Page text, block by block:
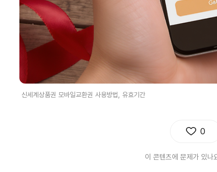
신세계상품권 모바일교환권 사용방법, 유효기간
0
이 콘텐츠에 문제가 있나